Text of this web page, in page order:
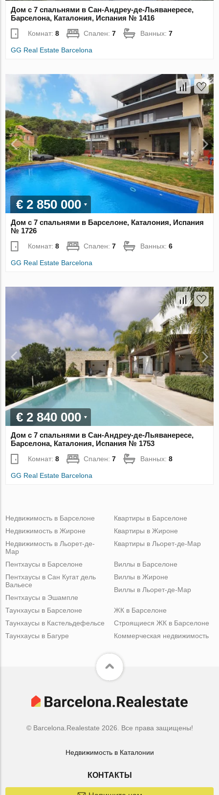
Дом с 7 спальнями в Сан-Андреу-де-Льяванересе,
Барселона, Каталония, Испания № 1416
Комнат:8 Спален:7 Ванных:7
GG Real Estate Barcelona
€ 2 850 000
Дом с 7 спальнями в Барселоне, Каталония, Испания
№ 1726
Комнат:8 Спален:7 Ванных:6
GG Real Estate Barcelona
€ 2 840 000
Дом с 7 спальнями в Сан-Андреу-де-Льяванересе,
Барселона, Каталония, Испания № 1753
Комнат:8 Спален:7 Ванных:8
GG Real Estate Barcelona
Недвижимость в Барселоне
Недвижимость в Жироне
Недвижимость в Льорет-де-
Мар
Квартиры в Барселоне
Квартиры в Жироне
Квартиры в Льорет-де-Мар
Пентхаусы в Барселоне
Пентхаусы в Сан Кугат дель
Вальесе
Пентхаусы в Эшампле
Виллы в Барселоне
Виллы в Жироне
Виллы в Льорет-де-Мар
Таунхаусы в Барселоне
Таунхаусы в Кастельдефельсе
Таунхаусы в Багуре
ЖК в Барселоне
Строящиеся ЖК в Барселоне
Коммерческая недвижимость
© Barcelona.Realestate 2026. Все права защищены!
Недвижимость в Каталонии
КОНТАКТЫ